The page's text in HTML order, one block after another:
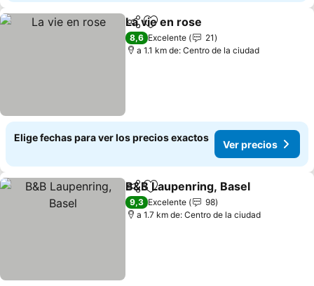
CompartirAgregar a favoritos
La vie en rose
8,6 Excelente
21
a 1.1 km de: Centro de la ciudad
Elige fechas para ver los precios exactos
Ver precios
CompartirAgregar a favoritos
B&B Laupenring, Basel
9,3 Excelente
98
a 1.7 km de: Centro de la ciudad